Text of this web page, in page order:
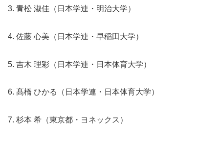
3. 青松 淑佳（日本学連・明治大学）
4. 佐藤 心美（日本学連・早稲田大学）
5. 吉木 理彩（日本学連・日本体育大学）
6. 髙橋 ひかる（日本学連・日本体育大学）
7. 杉本 希（東京都・ヨネックス）